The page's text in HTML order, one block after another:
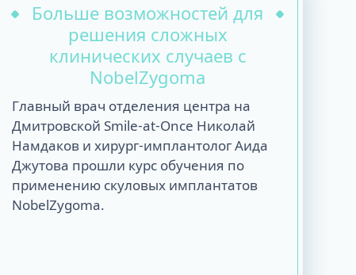
Больше возможностей для
решения сложных
клинических случаев с
NobelZygoma
Главный врач отделения центра на
Дмитровской Smile-at-Once Николай
Намдаков и хирург-имплантолог Аида
Джутова прошли курс обучения по
применению скуловых имплантатов
NobelZygoma.